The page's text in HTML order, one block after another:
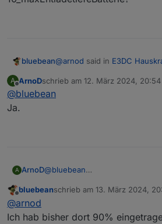
bluebean@arnod said in E3DC
A
Offline
ArnoDschrieb am 12. März 2024, 20:54
zuletzt editiert von
@bluebean
Ja.
A ArnoD@bluebean
Offline
bluebeanschrieb am 13. März 2024,
zuletzt editiert von bluebean
@arnod
Ich hab bisher dort 90%